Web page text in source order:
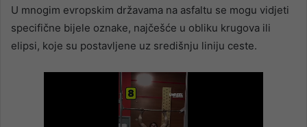
U mnogim evropskim državama na asfaltu se mogu vidjeti
specifične bijele oznake, najčešće u obliku krugova ili
elipsi, koje su postavljene uz središnju liniju ceste.